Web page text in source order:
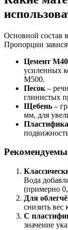
Основной состав
Пропорции
Цемент
усиленных
М500.
Песок –
глинистых
Щебень –
мм, для
Вода
(примерно
Для
снизить вес
С
значение